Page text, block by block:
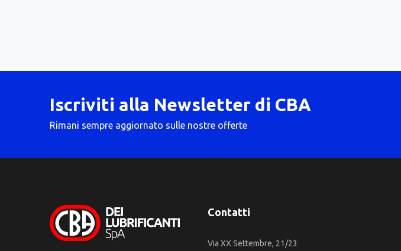
Iscriviti alla Newsletter di CBA
Rimani sempre aggiornato sulle nostre offerte
Contatti
Via XX Settembre, 21/23